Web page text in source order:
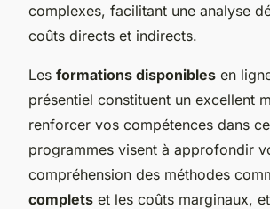
complexes, facilitant une analyse
coûts directs et indirects.
Les formations disponibles en
présentiel constituent un excellent
renforcer vos compétences dans
programmes visent à approfondir
compréhension des méthodes
complets et les coûts marginaux,